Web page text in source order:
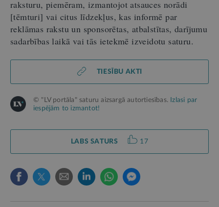
raksturu, piemēram, izmantojot atsauces norādi
[tēmturi] vai citus līdzekļus, kas informē par
reklāmas rakstu un sponsorētas, atbalstītas, darījumu
sadarbības laikā vai tās ietekmē izveidotu saturu.
TIESĪBU AKTI
© "LV portāla" saturu aizsargā autortiesības.
Izlasi par
iespējām to izmantot!
LABS SATURS 17